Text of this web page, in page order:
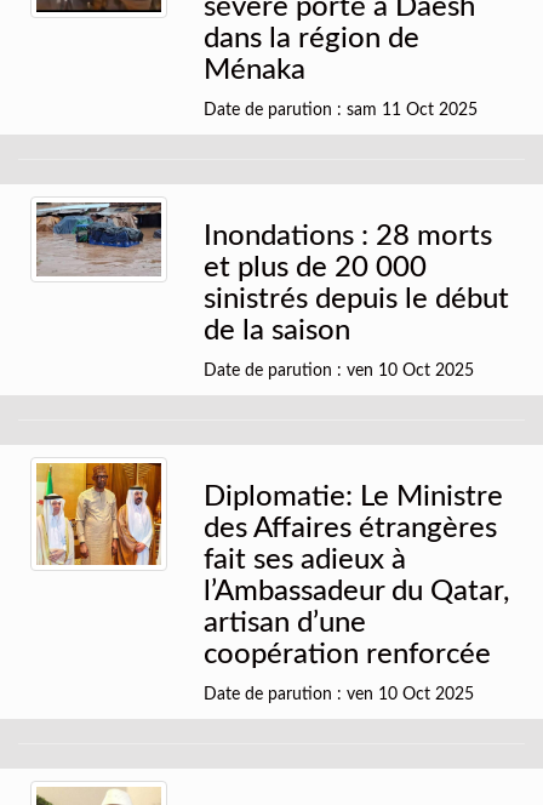
sévère porté à Daesh
dans la région de
Ménaka
Date de parution : sam 11 Oct 2025
Inondations : 28 morts
et plus de 20 000
sinistrés depuis le début
de la saison
Date de parution : ven 10 Oct 2025
Diplomatie: Le Ministre
des Affaires étrangères
fait ses adieux à
l’Ambassadeur du Qatar,
artisan d’une
coopération renforcée
Date de parution : ven 10 Oct 2025